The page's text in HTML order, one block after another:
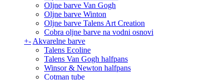
Oljne barve Van Gogh
Oljne barve Winton
Oljne barve Talens Art Creation
Cobra oljne barve na vodni osnovi
+- Akvarelne barve
Talens Ecoline
Talens Van Gogh halfpans
Winsor & Newton halfpans
Cotman tube